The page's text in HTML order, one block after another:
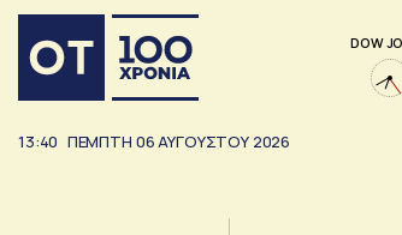
DOW
13:40 ΠΕΜΠΤΗ 06ΑΥΓΟΥΣΤΟΥ 2026